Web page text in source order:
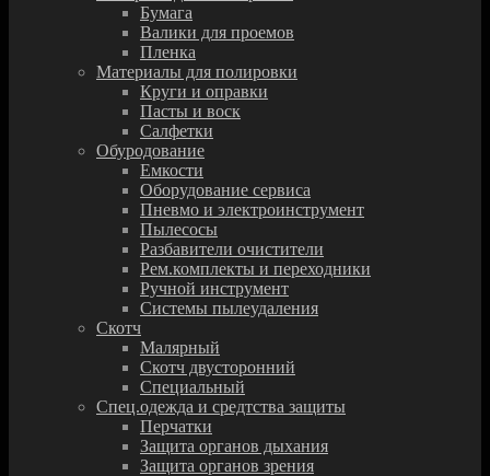
Бумага
Валики для проемов
Пленка
Материалы для полировки
Круги и оправки
Пасты и воск
Салфетки
Обуродование
Емкости
Оборудование сервиса
Пневмо и электроинструмент
Пылесосы
Разбавители очистители
Рем.комплекты и переходники
Ручной инструмент
Системы пылеудаления
Скотч
Малярный
Скотч двусторонний
Специальный
Спец.одежда и средтства защиты
Перчатки
Защита органов дыхания
Защита органов зрения